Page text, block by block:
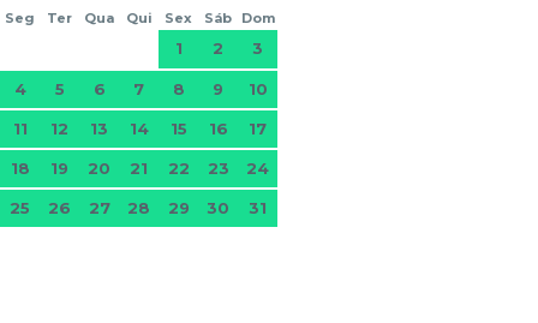
Seg Ter Qua Qui Sex Sáb Dom
1 2 3
4 5 6 7 8 9 10
11 12 13 14 15 16 17
18 19 20 21 22 23 24
25 26 27 28 29 30 31